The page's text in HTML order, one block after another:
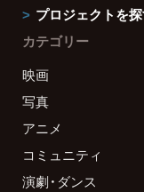
プロジェクトを
カテゴリー
映画
写真
アニメ
コミュニティ
演劇・ダンス